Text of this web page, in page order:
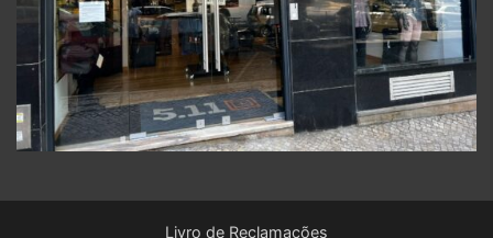
Livro de Reclamações